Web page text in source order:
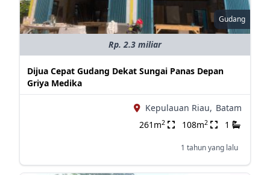
Gudang
Rp. 2.3 miliar
Dijua Cepat Gudang Dekat Sungai Panas Depan
Griya Medika
Kepulauan Riau, Batam
261m2 108m2 1
1 tahun yang lalu